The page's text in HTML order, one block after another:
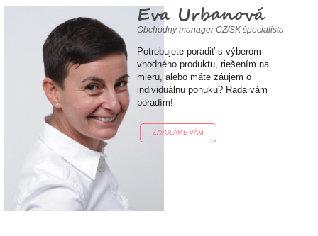
Eva Urbanová
Obchodný manager CZ/SK špecialista
Potrebujete poradiť s výberom
vhodného produktu, riešením na
mieru, alebo máte záujem o
individuálnu ponuku? Rada vám
poradím!
ZAVOLÁME VÁM